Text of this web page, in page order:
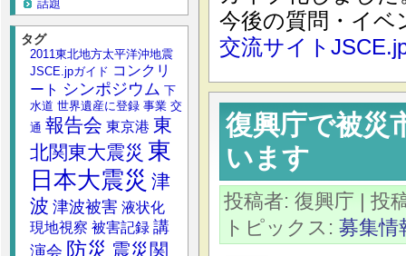
今後の質問・イベ
交流サイト
復興庁で被災
います
投稿者: 復興庁 | 投
トピックス: 募集情
話題
タグ
2011東北地方太平洋沖地震
JSCE.jpガイド コンクリ
ート シンポジウム 下
水道 世界遺産に登録 事業 交
通 報告会 東京港 東
北関東大震災 東
日本大震災 津
波 津波被害 液状化
現地視察 被害記録 講
演会 防災 震災関